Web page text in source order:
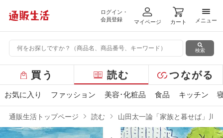
ログイン・
会員登録
マイページ カート
メニ
メニュー
検索
ー
バ
ニ
買う 読む つながる
お気に入り ファッション 美容･化粧品 食品 キッチン
通販生活トップページ 読む 山田太一論「家族と暮せば」川